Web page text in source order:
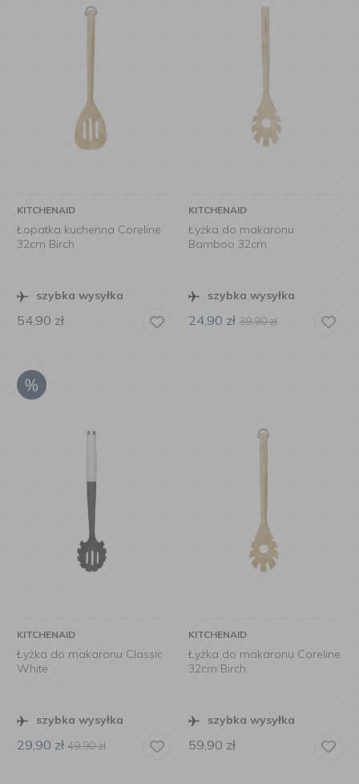
KITCHENAID
Łopatka kuchenna Coreline
32cm Birch
szybka wysyłka
54,90 zł
KITCHENAID
Łyżka do makaronu
Bamboo 32cm
szybka wysyłka
24,90 zł 39,90zł
KITCHENAID
Łyżka do makaronu Classic
White
szybka wysyłka
29,90 zł 49,90zł
KITCHENAID
Łyżka do makaronu Coreline
32cm Birch
szybka wysyłka
59,90 zł